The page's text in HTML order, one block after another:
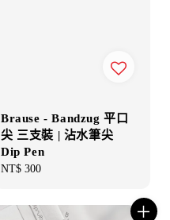
Brause - Bandzug 平口
尖 三支裝 | 沾水筆尖
Dip Pen
Regular
NT$ 300